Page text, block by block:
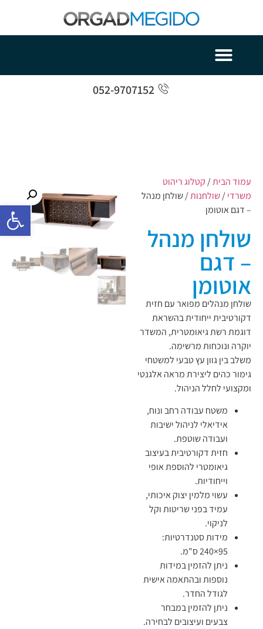
פתח
052-9707152
עמוד הבית/ קטלוג ריהוט
משרדי/שולחנות/ שולחן מנהל
– דגם אוטומן
שולחן מנהל
– דגם
אוטומן
שולחן מנהלים מפואר עם חזית
דקורטיבית ייחודית בהשראת
דוגמת רשת גיאומטרית, המשדר
יוקרה ונוכחות מרשימה.
משלב בין גוון עץ טבעי למשטחי
גימור כהים ליצירת מראה אלגנטי
ומקצועי לחלל הניהול.
משטח עבודה רחב ונוח,
אידיאלי לניהול ישיבות
ועבודה שוטפת.
חזית דקורטיבית בעיצוב
גיאומטרי להוספת אופי
וייחודיות.
עשוי מלמין יצוק איכותי,
עמיד בפני שריטות וקל
לניקוי.
מידות סטנדרטיות:
‎240×95 ס"מ.
ניתן להזמין במידות
נוספות ובהתאמה אישית
לגודל החדר.
ניתן להזמין במבחר
צבעים ועיצובים לבחירה.